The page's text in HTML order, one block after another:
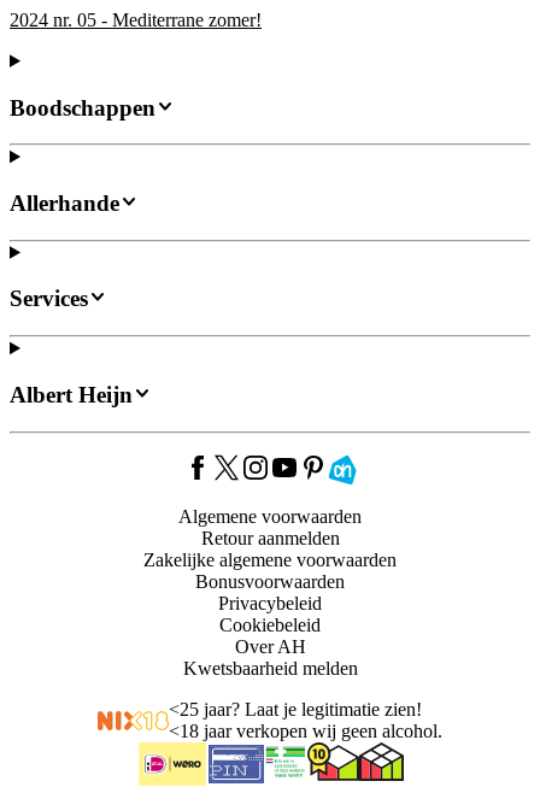
2024 nr. 05 - Mediterrane zomer!
Boodschappen
Allerhande
Services
Albert Heijn
Algemene voorwaarden
Retour aanmelden
Zakelijke algemene voorwaarden
Bonusvoorwaarden
Privacybeleid
Cookiebeleid
Over AH
Kwetsbaarheid melden
<25 jaar? Laat je legitimatie zien!
<18 jaar verkopen wij geen alcohol.